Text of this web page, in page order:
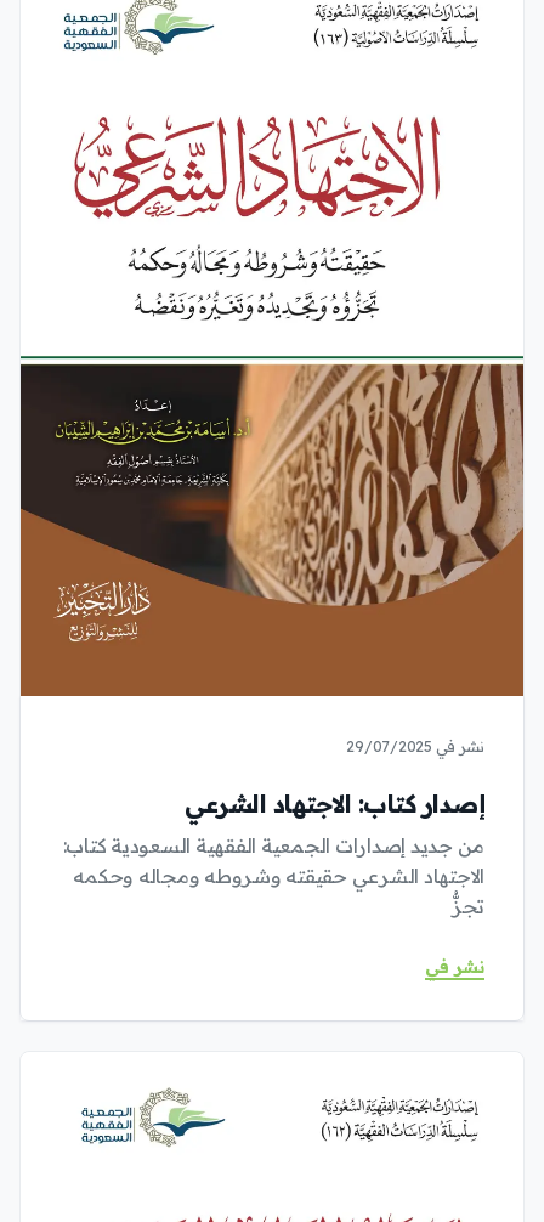
نشر في 29/07/2025
إصدار كتاب: الاجتهاد الشرعي
من جديد إصدارات الجمعية الفقهية السعودية كتاب:
الاجتهاد الشرعي حقيقته وشروطه ومجاله وحكمه
تجزُّ
نشر في